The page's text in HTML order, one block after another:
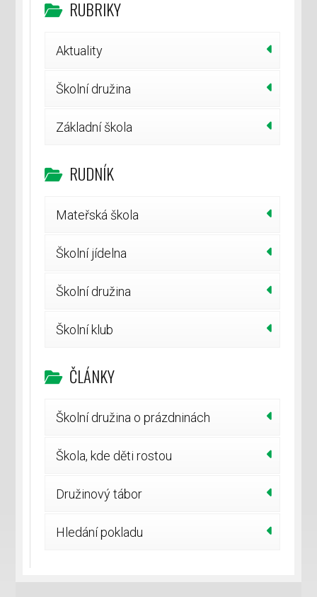
RUBRIKY
Aktuality
Školní družina
Základní škola
RUDNÍK
Mateřská škola
Školní jídelna
Školní družina
Školní klub
ČLÁNKY
Školní družina o prázdninách
Škola, kde děti rostou
Družinový tábor
Hledání pokladu